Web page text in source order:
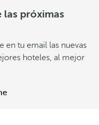
las próximas
en tu email las nuevas
hoteles, al mejor